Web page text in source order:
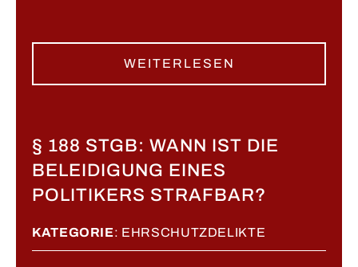
WEITERLESEN
§ 188 STGB: WANN IST DIE
BELEIDIGUNG EINES
POLITIKERS STRAFBAR?
KATEGORIE: EHRSCHUTZDELIKTE